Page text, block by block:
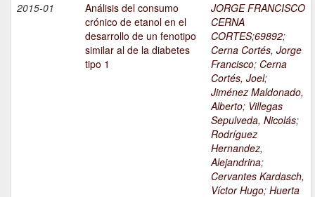
2015-01
Análisis del consumo
crónico de etanol en el
desarrollo de un fenotipo
similar al de la diabetes
tipo 1
JORGE FRANCISCO
CERNA
CORTES;69892;
Cerna Cortés, Jorge
Francisco; Cerna
Cortés, Joel;
Jiménez Maldonado,
Alberto; Villegas
Sepulveda, Nicolás;
Rodríguez
Hernandez,
Alejandrina;
Cervantes Kardasch,
Víctor Hugo; Huerta